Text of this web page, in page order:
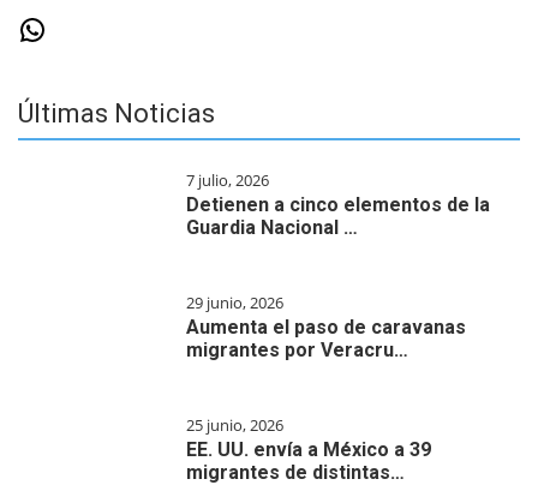
WhatsApp
Últimas Noticias
7 julio, 2026
Detienen a cinco elementos de la
Guardia Nacional …
29 junio, 2026
Aumenta el paso de caravanas
migrantes por Veracru…
25 junio, 2026
EE. UU. envía a México a 39
migrantes de distintas…